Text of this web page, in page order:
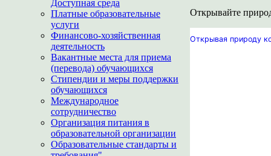
Доступная среда
Платные образовательные
услуги
Финансово-хозяйственная
деятельность
Вакантные места для приема
(перевода) обучающихся
Стипендии и меры поддержки
обучающихся
Международное
сотрудничество
Организация питания в
образовательной организации
Образовательные стандарты и
Открывайте
Открывая природу